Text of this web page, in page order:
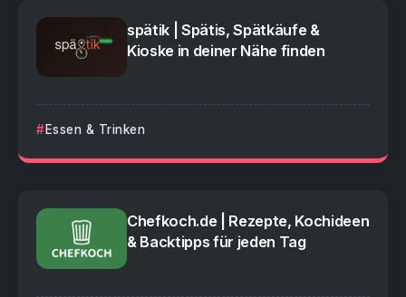
spätik | Spätis, Spätkäufe &
Kioske in deiner Nähe finden
Essen & Trinken
Chefkoch.de | Rezepte, Kochideen
& Backtipps für jeden Tag